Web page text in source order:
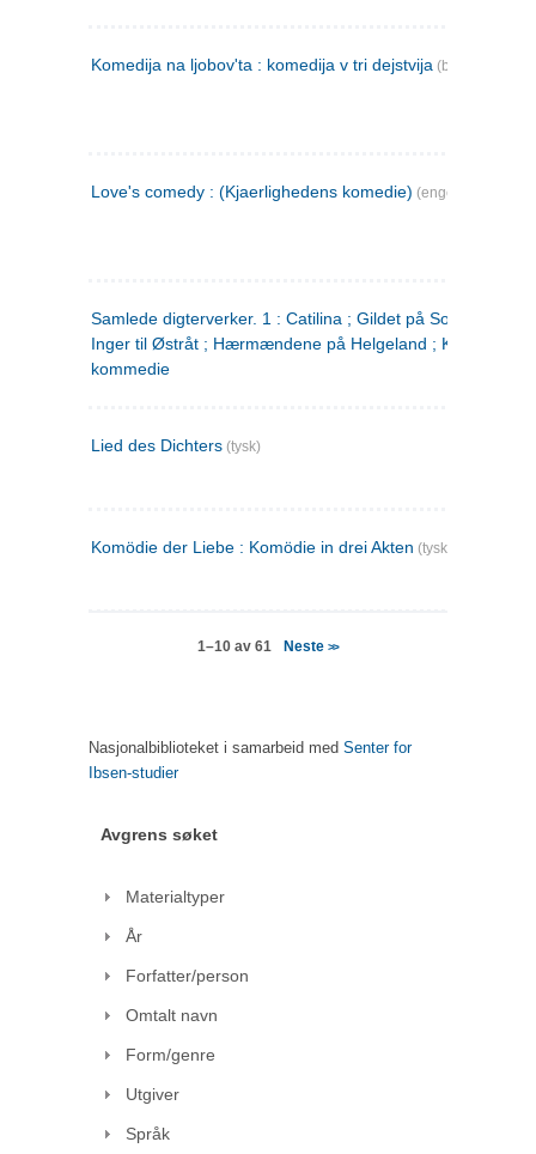
Komedija na ljobov'ta : komedija v tri dejstvija (bulgarsk)
Love's comedy : (Kjaerlighedens komedie) (engelsk)
Samlede digterverker. 1 : Catilina ; Gildet på Solhaug ; Fru
Inger til Østråt ; Hærmændene på Helgeland ;
kommedie
Lied des Dichters (tysk)
Komödie der Liebe : Komödie in drei Akten (tysk)
1–10 av 61 Neste>>
Nasjonalbiblioteket i samarbeid med Senter for
Ibsen-studier
Avgrens søket
Materialtyper
År
Forfatter/person
Omtalt navn
Form/genre
Utgiver
Språk